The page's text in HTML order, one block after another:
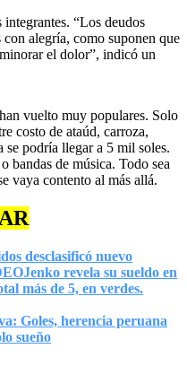
“Los deudos
con alegría, como suponen que
el dolor”, indicó un
vuelto muy populares. Solo
costo de ataúd, carroza,
se podría llegar a 5 mil soles.
bandas de música. Todo sea
vaya contento al más allá.
desclasificó nuevo
Jenko revela su sueldo en
más de 5, en verdes.
Goles, herencia peruana
sueño